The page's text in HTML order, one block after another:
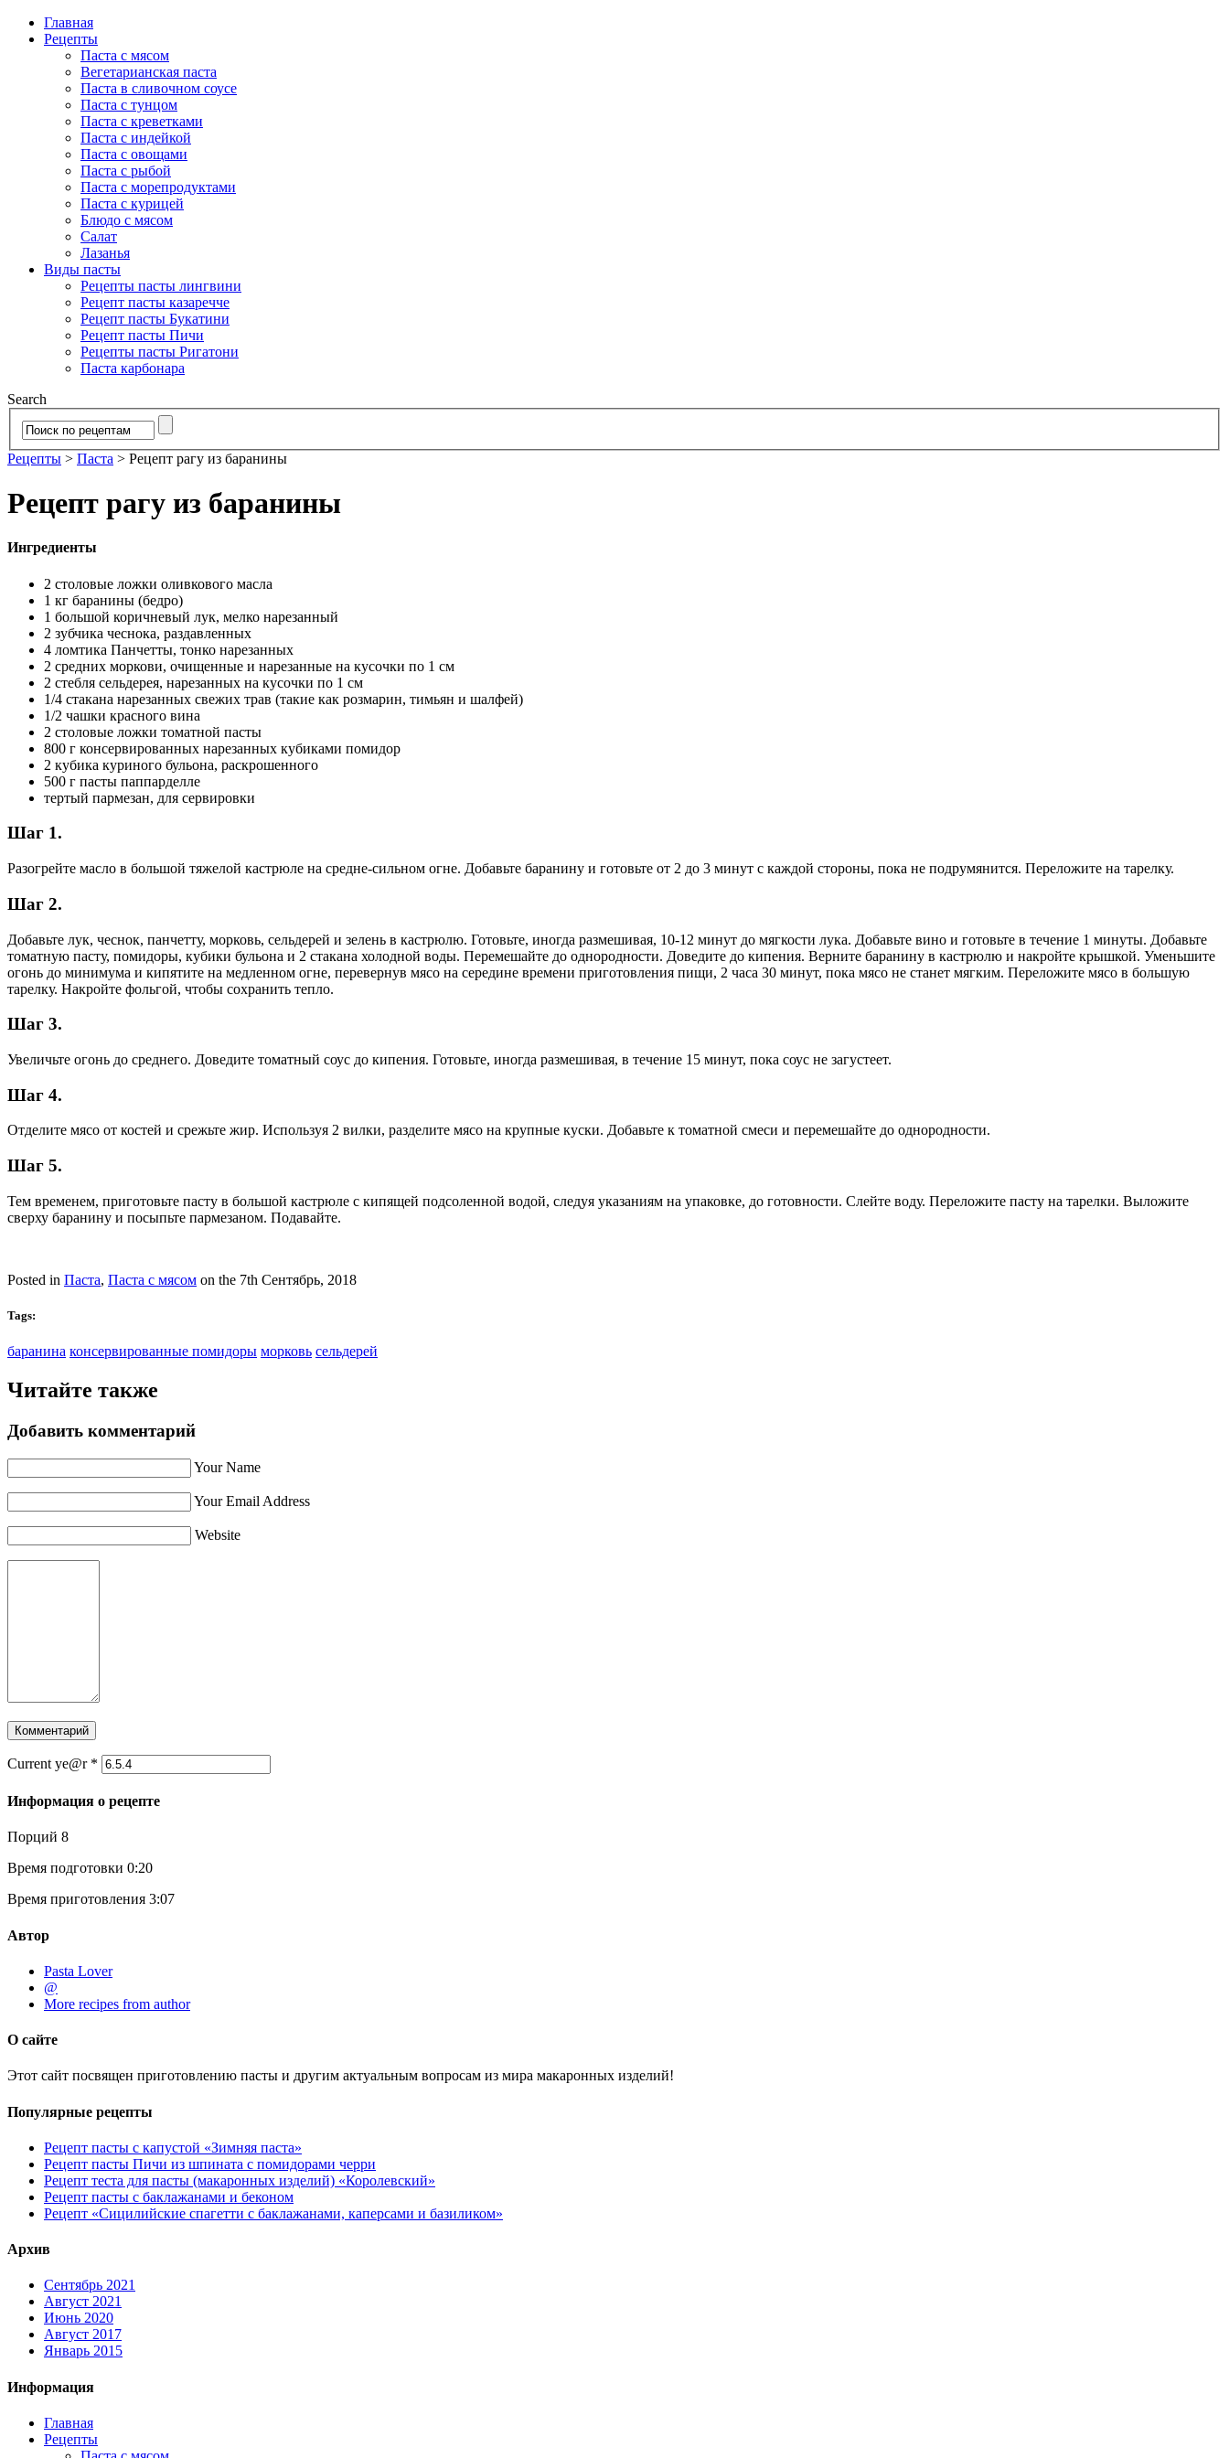
Главная
Рецепты
Паста с мясом
Вегетарианская паста
Паста в сливочном соусе
Паста с тунцом
Паста с креветками
Паста с индейкой
Паста с овощами
Паста с рыбой
Паста с морепродуктами
Паста с курицей
Блюдо с мясом
Салат
Лазанья
Виды пасты
Рецепты пасты лингвини
Рецепт пасты казаречче
Рецепт пасты Букатини
Рецепт пасты Пичи
Рецепты пасты Ригатони
Паста карбонара
Search
Рецепты > Паста > Рецепт рагу из баранины
Рецепт рагу из баранины
Ингредиенты
2 столовые ложки оливкового масла
1 кг баранины (бедро)
1 большой коричневый лук, мелко нарезанный
2 зубчика чеснока, раздавленных
4 ломтика Панчетты, тонко нарезанных
2 средних моркови, очищенные и нарезанные на кусочки по 1 см
2 стебля сельдерея, нарезанных на кусочки по 1 см
1/4 стакана нарезанных свежих трав (такие как розмарин, тимьян и шалфей)
1/2 чашки красного вина
2 столовые ложки томатной пасты
800 г консервированных нарезанных кубиками помидор
2 кубика куриного бульона, раскрошенного
500 г пасты паппарделле
тертый пармезан, для сервировки
Шаг 1.
Разогрейте масло в большой тяжелой кастрюле на средне-сильном огне. Добавьте баранину и готовьте от 2 до 3 минут с каждой стороны, пока не подрумянится. Переложите на тарелку.
Шаг 2.
Добавьте лук, чеснок, панчетту, морковь, сельдерей и зелень в кастрюлю. Готовьте, иногда размешивая, 10-12 минут до мягкости лука. Добавьте вино и готовьте в течение 1 минуты. Добавьте
томатную пасту, помидоры, кубики бульона и 2 стакана холодной воды. Перемешайте до однородности. Доведите до кипения. Верните баранину в кастрюлю и накройте крышкой. Уменьшите
огонь до минимума и кипятите на медленном огне, перевернув мясо на середине времени приготовления пищи, 2 часа 30 минут, пока мясо не станет мягким. Переложите мясо в большую
тарелку. Накройте фольгой, чтобы сохранить тепло.
Шаг 3.
Увеличьте огонь до среднего. Доведите томатный соус до кипения. Готовьте, иногда размешивая, в течение 15 минут, пока соус не загустеет.
Шаг 4.
Отделите мясо от костей и срежьте жир. Используя 2 вилки, разделите мясо на крупные куски. Добавьте к томатной смеси и перемешайте до однородности.
Шаг 5.
Тем временем, приготовьте пасту в большой кастрюле с кипящей подсоленной водой, следуя указаниям на упаковке, до готовности. Слейте воду. Переложите пасту на тарелки. Выложите
сверху баранину и посыпьте пармезаном. Подавайте.
Posted in Паста, Паста с мясом on the 7th Сентябрь, 2018
Tags:
баранина консервированные помидоры морковь сельдерей
Читайте также
Добавить комментарий
Your Name
Your Email Address
Website
Current ye@r *
Информация о рецепте
Порций 8
Время подготовки 0:20
Время приготовления 3:07
Автор
Pasta Lover
@
More recipes from author
О сайте
Этот сайт посвящен приготовлению пасты и другим актуальным вопросам из мира макаронных изделий!
Популярные рецепты
Рецепт пасты с капустой «Зимняя паста»
Рецепт пасты Пичи из шпината с помидорами черри
Рецепт теста для пасты (макаронных изделий) «Королевский»
Рецепт пасты с баклажанами и беконом
Рецепт «Сицилийские спагетти с баклажанами, каперсами и базиликом»
Архив
Сентябрь 2021
Август 2021
Июнь 2020
Август 2017
Январь 2015
Информация
Главная
Рецепты